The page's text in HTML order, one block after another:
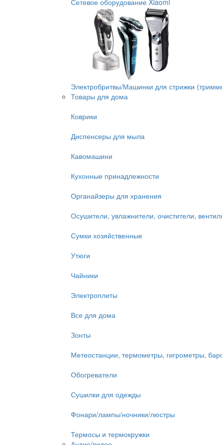
Сетевое оборудование Xiaomi
Электробритвы/Машинки для стрижки
Товары для дома
Коврики
Диспенсеры для мыла
Кавомашини
Кухонные принадлежности
Органайзеры для хранения
Осушители, увлажнители, очистители,
Сумки хозяйственные
Утюги
Чайники
Электроплиты
Все для дома
Зонты
Метеостанции, термометры, гигрометры,
Обогреватели
Сушилки для одежды
Фонари/лампы/ночники/люстры
Термосы и термокружки